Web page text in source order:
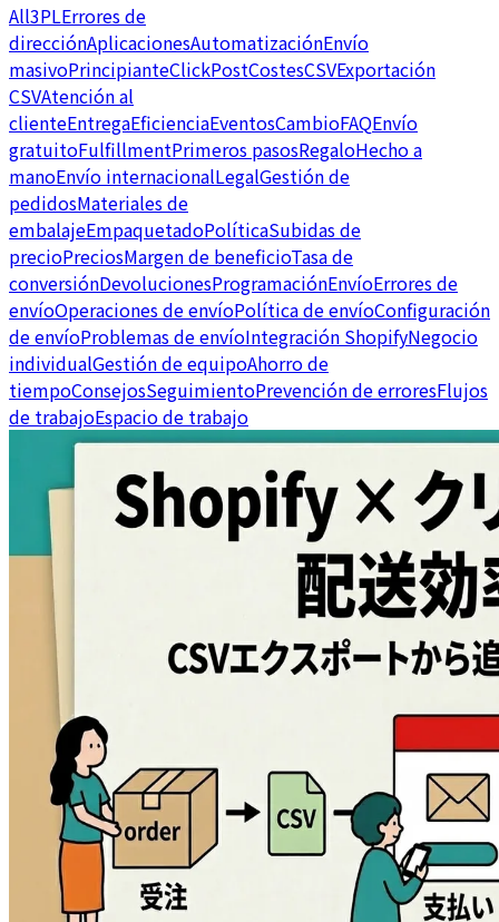
All3PLErrores de
direcciónAplicacionesAutomatizaciónEnvío
masivoPrincipianteClickPostCostesCSVExportación
CSVAtención al
clienteEntregaEficienciaEventosCambioFAQEnvío
gratuitoFulfillmentPrimeros pasosRegaloHecho a
manoEnvío internacionalLegalGestión de
pedidosMateriales de
embalajeEmpaquetadoPolíticaSubidas de
precioPreciosMargen de beneficioTasa de
conversiónDevolucionesProgramaciónEnvíoErrores de
envíoOperaciones de envíoPolítica de envíoConfiguración
de envíoProblemas de envíoIntegración ShopifyNegocio
individualGestión de equipoAhorro de
tiempoConsejosSeguimientoPrevención de erroresFlujos
de trabajoEspacio de trabajo